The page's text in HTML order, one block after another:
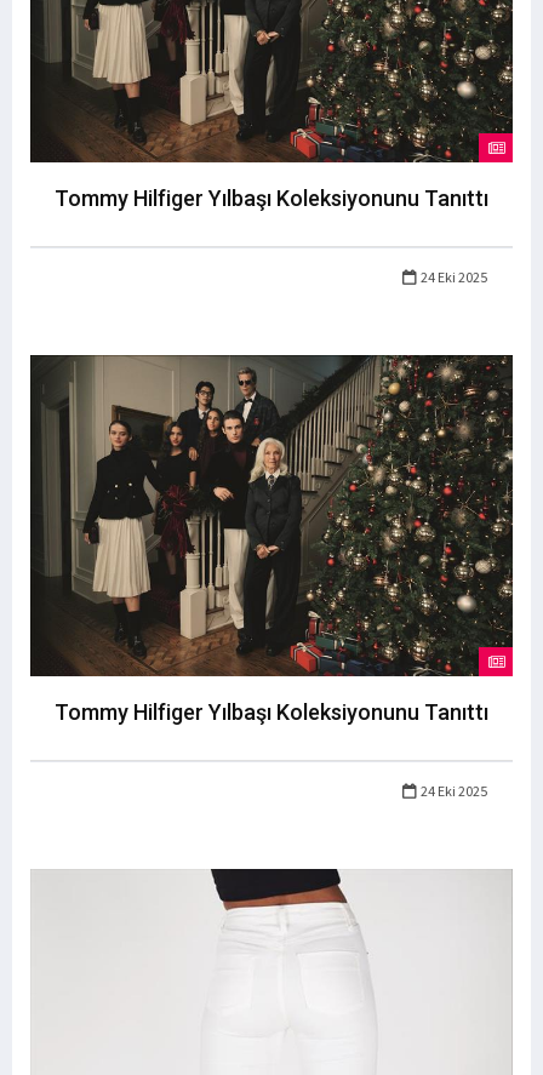
Tommy Hilfiger Yılbaşı Koleksiyonunu Tanıttı
24 Eki 2025
Tommy Hilfiger Yılbaşı Koleksiyonunu Tanıttı
24 Eki 2025